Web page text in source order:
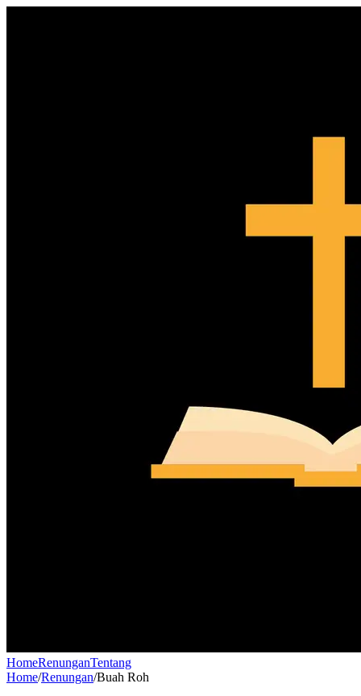
HomeRenunganTentang
Home/Renungan/Buah Roh